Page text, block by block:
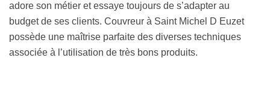
adore son métier et essaye toujours de s’adapter au
budget de ses clients. Couvreur à Saint Michel D Euzet
possède une maîtrise parfaite des diverses techniques
associée à l’utilisation de très bons produits.